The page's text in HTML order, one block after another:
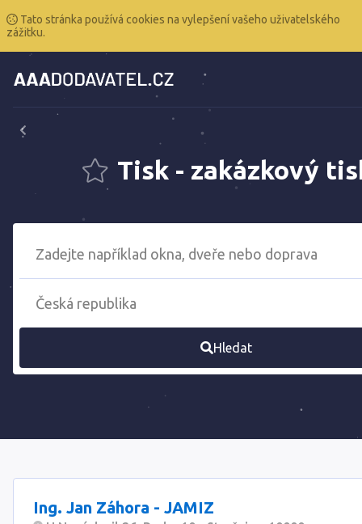
Tato stránka používá cookies na vylepšení vašeho uživatelského
zážitku.
Tisk - zakázkový
Hledat
Ing. Jan Záhora - JAMIZ